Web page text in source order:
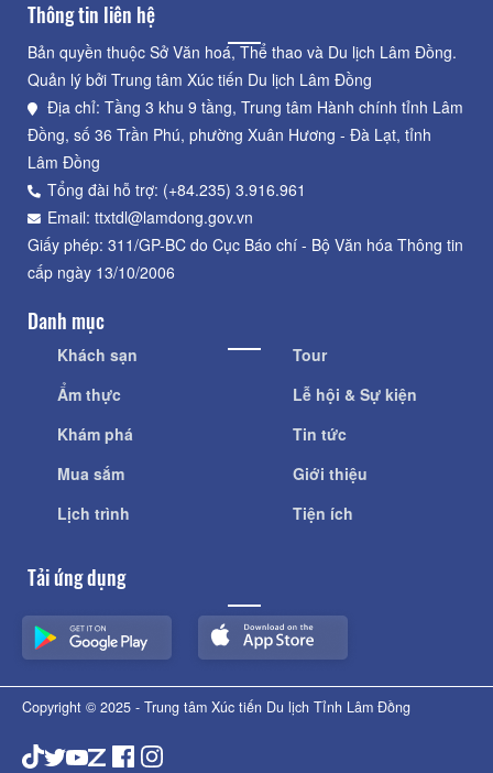
Thông tin liên hệ
Bản quyền thuộc Sở Văn hoá, Thể thao và Du lịch Lâm Đồng.
Quản lý bởi Trung tâm Xúc tiến Du lịch Lâm Đồng
Địa chỉ: Tầng 3 khu 9 tầng, Trung tâm Hành chính tỉnh Lâm
Đồng, số 36 Trần Phú, phường Xuân Hương - Đà Lạt, tỉnh
Lâm Đồng
Tổng đài hỗ trợ: (+84.235) 3.916.961
Email: ttxtdl@lamdong.gov.vn
Giấy phép: 311/GP-BC do Cục Báo chí - Bộ Văn hóa Thông tin
cấp ngày 13/10/2006
Danh mục
Khách sạn
Ẩm thực
Khám phá
Mua sắm
Lịch trình
Tour
Lễ hội & Sự kiện
Tin tức
Giới thiệu
Tiện ích
Tải ứng dụng
Copyright © 2025 - Trung tâm Xúc tiến Du lịch Tỉnh Lâm Đồng